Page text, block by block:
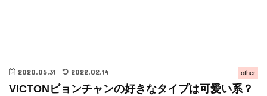
other
2020.05.31 2022.02.14
VICTONビョンチャンの好きなタイプは可愛い系？